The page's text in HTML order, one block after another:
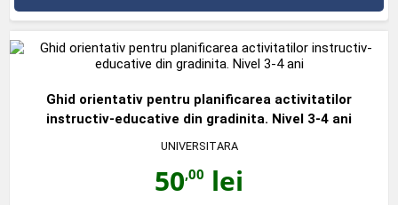
Ghid orientativ pentru planificarea activitatilor
instructiv-educative din gradinita. Nivel 3-4 ani
UNIVERSITARA
50,00 lei